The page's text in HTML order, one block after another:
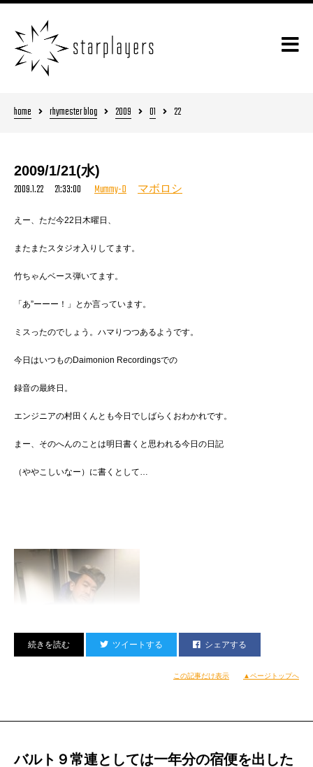
home rhymester blog 2009 01 22
2009/1/21(水)
2009.1.22 21:33:00 Mummy-D マボロシ
えー、ただ今22日木曜日、
またまたスタジオ入りしてます。
竹ちゃんベース弾いてます。
「あ”ーーー！」とか言っています。
ミスったのでしょう。ハマりつつあるようです。
今日はいつものDaimonion Recordingsでの
録音の最終日。
エンジニアの村田くんとも今日でしばらくおわかれです。
まー、そのへんのことは明日書くと思われる今日の日記
（ややこしいなー）に書くとして…
ツイートする シェアする
この記事だけ表示 ▲ページトップへ
バルト９常連としては一年分の宿便を出した